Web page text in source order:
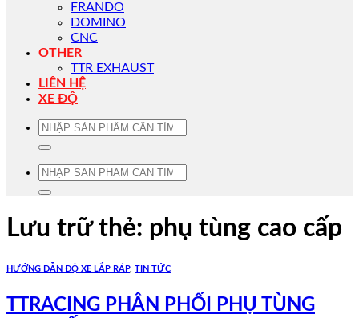
FRANDO
DOMINO
CNC
OTHER
TTR EXHAUST
LIÊN HỆ
XE ĐỘ
Tìm
Tìm
Lưu trữ thẻ: phụ tùng cao cấp
HƯỚNG DẪN ĐỘ XE LẮP RÁP, TIN TỨC
TTRACING PHÂN PHỐI PHỤ TÙNG